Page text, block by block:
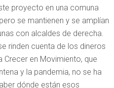
proyecto en una comuna
se mantienen y se amplían
con alcaldes de derecha.
rinden cuenta de los dineros
Crecer en Movimiento, que
y la pandemia, no se ha
dónde están esos